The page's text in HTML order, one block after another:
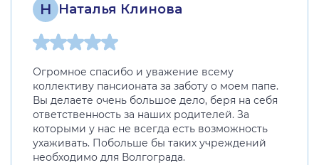
Н Наталья Клинова
Огромное спасибо и уважение всему
коллективу пансионата за заботу о моем папе.
Вы делаете очень большое дело, беря на себя
ответственность за наших родителей. За
которыми у нас не всегда есть возможность
ухаживать. Побольше бы таких учреждений
необходимо для Волгограда.